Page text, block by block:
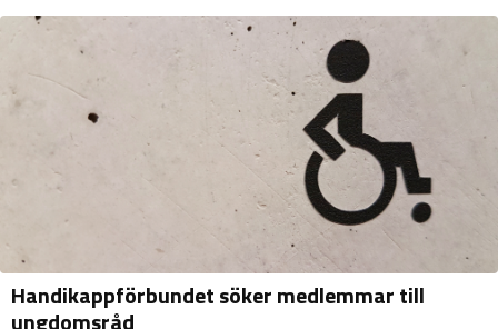
Handikappförbundet söker medlemmar till
ungdomsråd